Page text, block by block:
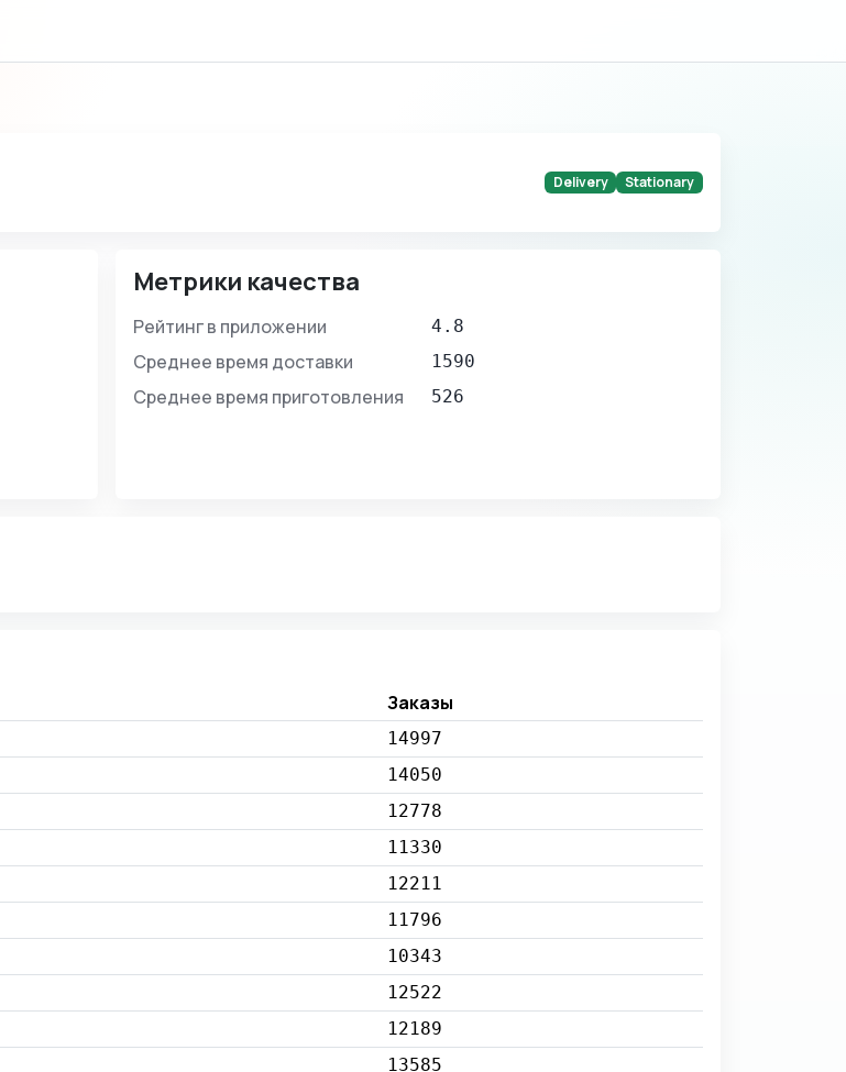
Delivery Stationary
Метрики качества
Рейтинг в приложении 4.8
Среднее время доставки 1590
Среднее время приготовления 526
Заказы
14997
14050
12778
11330
12211
11796
10343
12522
12189
13585